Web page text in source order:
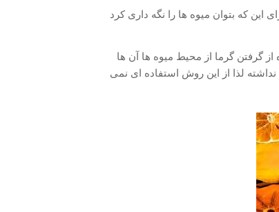
این که بتوان میوه ها را نگه داری کرد
گرفتن گرما از محیط میوه ها آن ها
لذا از این روش استفاده ای نمی